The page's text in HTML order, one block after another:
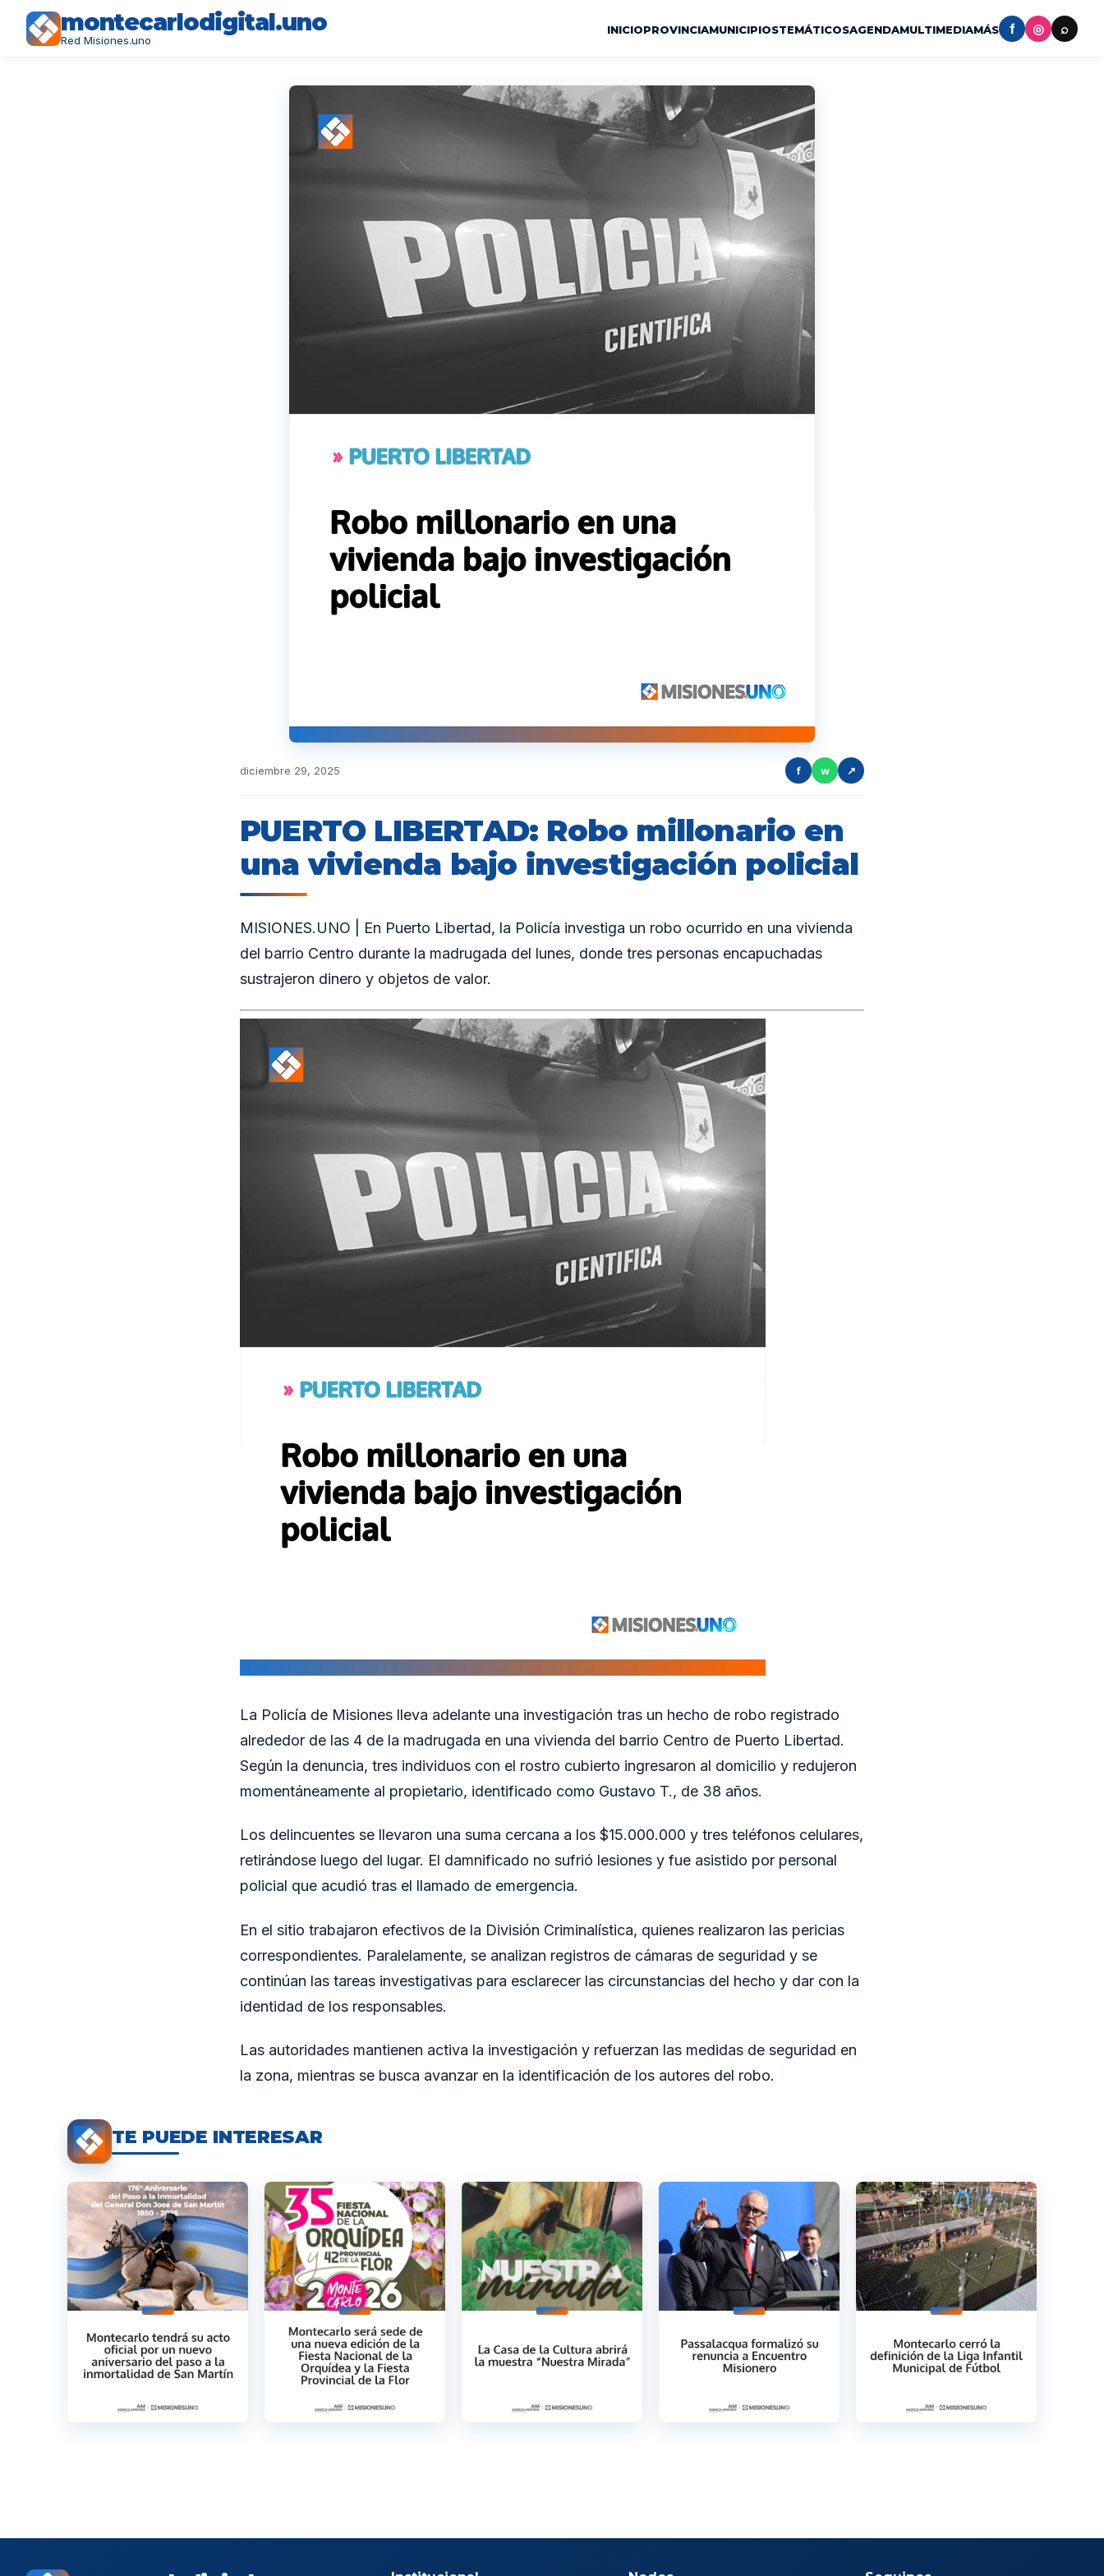
montecarlodigital.uno
Red Misiones.uno
INICIOPROVINCIAMUNICIPIOSTEMÁTICOSAGENDAMULTIMEDIAMÁS f ◎ ⌕
diciembre 29, 2025 f w ↗
PUERTO LIBERTAD: Robo millonario en
una vivienda bajo investigación policial
MISIONES.UNO | En Puerto Libertad, la Policía investiga un robo ocurrido en una vivienda
del barrio Centro durante la madrugada del lunes, donde tres personas encapuchadas
sustrajeron dinero y objetos de valor.
La Policía de Misiones lleva adelante una investigación tras un hecho de robo registrado
alrededor de las 4 de la madrugada en una vivienda del barrio Centro de Puerto Libertad.
Según la denuncia, tres individuos con el rostro cubierto ingresaron al domicilio y redujeron
momentáneamente al propietario, identificado como Gustavo T., de 38 años.
Los delincuentes se llevaron una suma cercana a los $15.000.000 y tres teléfonos celulares,
retirándose luego del lugar. El damnificado no sufrió lesiones y fue asistido por personal
policial que acudió tras el llamado de emergencia.
En el sitio trabajaron efectivos de la División Criminalística, quienes realizaron las pericias
correspondientes. Paralelamente, se analizan registros de cámaras de seguridad y se
continúan las tareas investigativas para esclarecer las circunstancias del hecho y dar con la
identidad de los responsables.
Las autoridades mantienen activa la investigación y refuerzan las medidas de seguridad en
la zona, mientras se busca avanzar en la identificación de los autores del robo.
TE PUEDE INTERESAR